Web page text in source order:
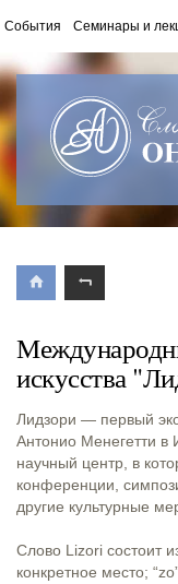
События Семинары и
искусства
Лидзори — первый
Антонио Менегетти в
научный центр, в
конференции,
другие культурные
Слово Lizori состоит
конкретное место;